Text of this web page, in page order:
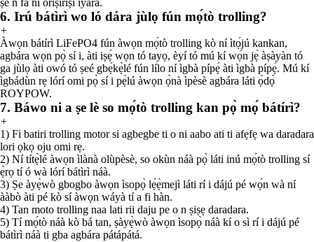
ṣe ń fa ní oríṣiríṣi iyàrá.
6. Irú bátìrì wo ló dára jùlọ fún mọ́tò trolling?
+
Àwọn bátírì LiFePO4 fún àwọn mọ́tò trolling kò ní ìtọ́jú kankan,
agbára wọn pọ̀ sí i, àti iṣẹ́ wọn tó tayọ, èyí tó mú kí wọ́n jẹ́ àṣàyàn tó
ga jùlọ àti owó tó ṣeé gbẹ́kẹ̀lé fún lílo ní ìgbà pípẹ́ àti ìgbà pípẹ́. Mú kí
ìgbádùn rẹ lórí omi pọ̀ sí i pẹ̀lú àwọn ọ̀nà ìpèsè agbára láti ọ̀dọ̀
ROYPOW.
7. Báwo ni a ṣe lè so mọ́tò trolling kan pọ̀ mọ́ bátírì?
+
1) Fi batiri trolling motor si agbegbe ti o ni aabo ati ti afẹfẹ wa daradara
lori ọkọ oju omi rẹ.
2) Ní títẹ̀lé àwọn ìlànà olùpèsè, so okùn náà pọ̀ láti inú mọ́tò trolling sí
ẹ̀rọ tí ó wà lórí bátìrì náà.
3) Ṣe àyẹ̀wò gbogbo àwọn ìsopọ̀ lẹ́ẹ̀mejì láti rí i dájú pé wọ́n wà ní
ààbò àti pé kò sí àwọn wáyà tí a fi hàn.
4) Tan moto trolling naa lati rii daju pe o n ṣiṣẹ daradara.
5) Tí mọ́tò náà kò bá tan, ṣàyẹ̀wò àwọn ìsopọ̀ náà kí o sì rí i dájú pé
bátìrì náà ti gba agbára pátápátá.